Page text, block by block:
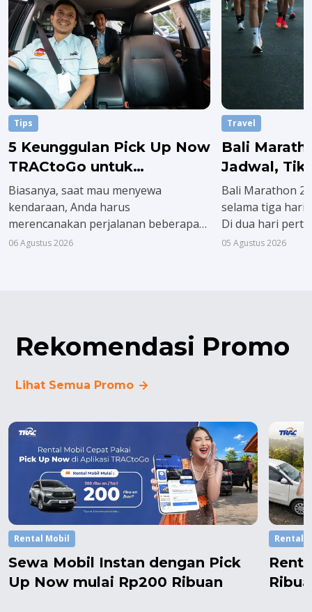
Tips
5 Keunggulan Pick Up Now
TRACtoGo untuk
Transportasi Instan
Biasanya, saat mau menyewa
kendaraan, Anda harus
merencanakan perjalanan beberapa
hari sebelumnya. Padahal, urusan
06 Agustus 2026
Travel
Bali
Jadwal,
Rutenya
Bali Marathon
selama tiga hari,
Di dua hari
diwajibkan
05 Agustus 2026
Rekomendasi Promo
Lihat Semua Promo
Rental Mobil
Sewa Mobil Instan dengan Pick
Up Now mulai Rp200 Ribuan
Rental